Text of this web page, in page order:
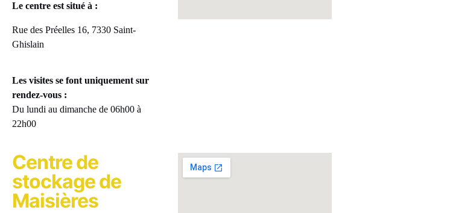
Le centre est situé à :
Rue des Préelles 16, 7330 Saint-
Ghislain
Les visites se font uniquement sur
rendez-vous :
Du lundi au dimanche de 06h00 à
22h00
Centre de
stockage de
Maisières